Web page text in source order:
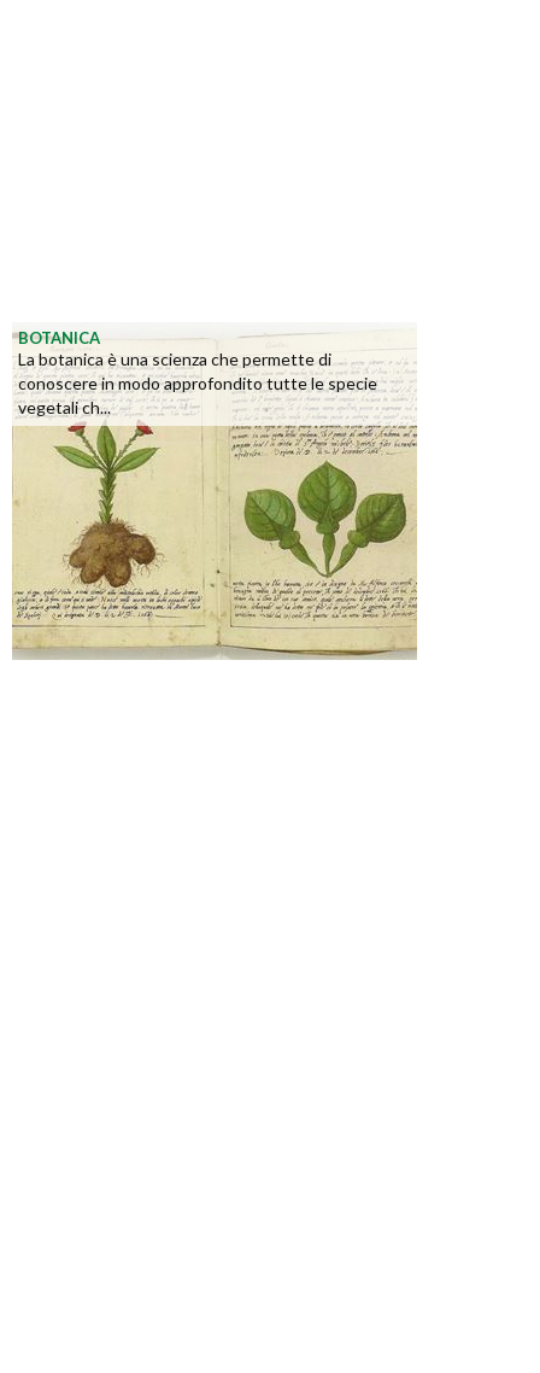
BOTANICA
La botanica è una scienza che permette di
conoscere in modo approfondito tutte le specie
vegetali ch...